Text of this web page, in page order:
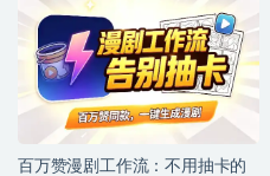
百万赞漫剧工作流：不用抽卡的